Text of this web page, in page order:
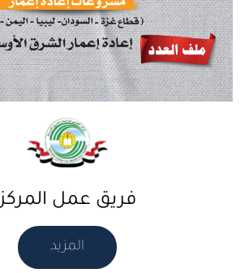
فريق عمل المركز
المزيد